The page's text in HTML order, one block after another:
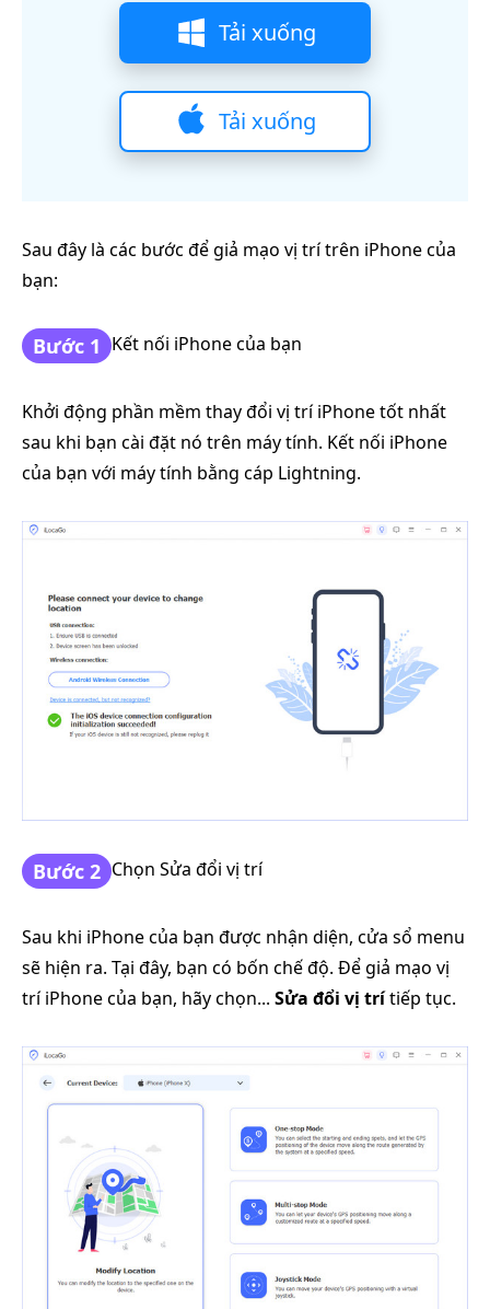
Tải xuống
Tải xuống
Sau đây là các bước để giả mạo vị trí trên iPhone của
bạn:
Bước 1 Kết nối iPhone của bạn
Khởi động phần mềm thay đổi vị trí iPhone tốt nhất
sau khi bạn cài đặt nó trên máy tính. Kết nối iPhone
của bạn với máy tính bằng cáp Lightning.
Bước 2 Chọn Sửa đổi vị trí
Sau khi iPhone của bạn được nhận diện, cửa sổ menu
sẽ hiện ra. Tại đây, bạn có bốn chế độ. Để giả mạo vị
trí iPhone của bạn, hãy chọn... Sửa đổi vị trítiếp tục.